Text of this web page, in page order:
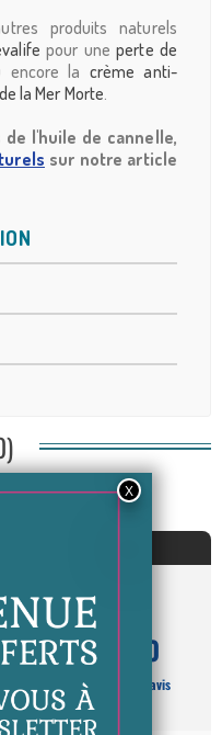
produits naturels
pour uneperte de
encore la crème anti-
la Mer Morte
l'huile de cannelle,
sur notre article
PRODUIT
/10
Basé sur 1 avis